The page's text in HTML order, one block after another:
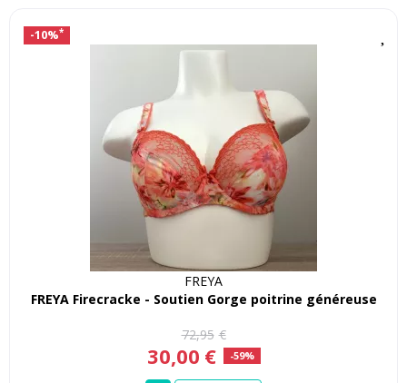
-10%*
FREYA
FREYA Firecracke - Soutien Gorge poitrine généreuse
72,95 €
30,00 € -59%